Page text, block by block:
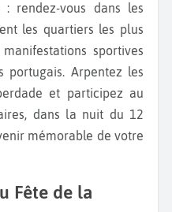
rendez-vous dans les
les quartiers les plus
sportives
portugais. Arpentez les
et participez au
dans la nuit du 12
mémorable de votre